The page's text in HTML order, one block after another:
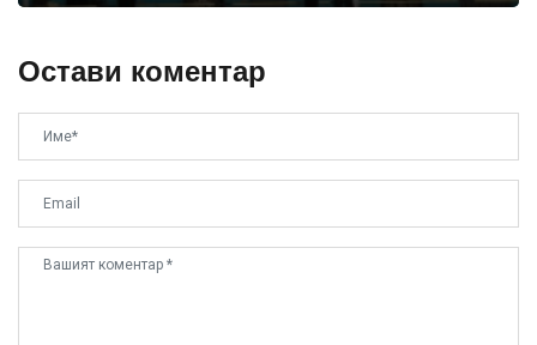
Остави коментар